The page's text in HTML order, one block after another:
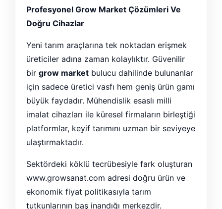
Profesyonel Grow Market Çözümleri Ve
Doğru Cihazlar
Yeni tarım araçlarına tek noktadan erişmek
üreticiler adına zaman kolaylıktır. Güvenilir
bir grow market bulucu dahilinde bulunanlar
için sadece üretici vasfı hem geniş ürün gamı
büyük faydadır. Mühendislik esaslı milli
imalat cihazları ile küresel firmaların birleştiği
platformlar, keyif tarımını uzman bir seviyeye
ulaştırmaktadır.
Sektördeki köklü tecrübesiyle fark oluşturan
www.growsanat.com adresi doğru ürün ve
ekonomik fiyat politikasıyla tarım
tutkunlarının baş inandığı merkezdir.